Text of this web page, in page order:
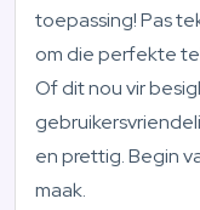
toepassing! Pas
om die perfekte
Of dit nou vir
en prettig. Begin
maak.